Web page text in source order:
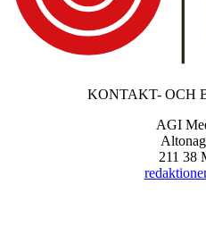
KONTAKT- OCH
AGI
211 38